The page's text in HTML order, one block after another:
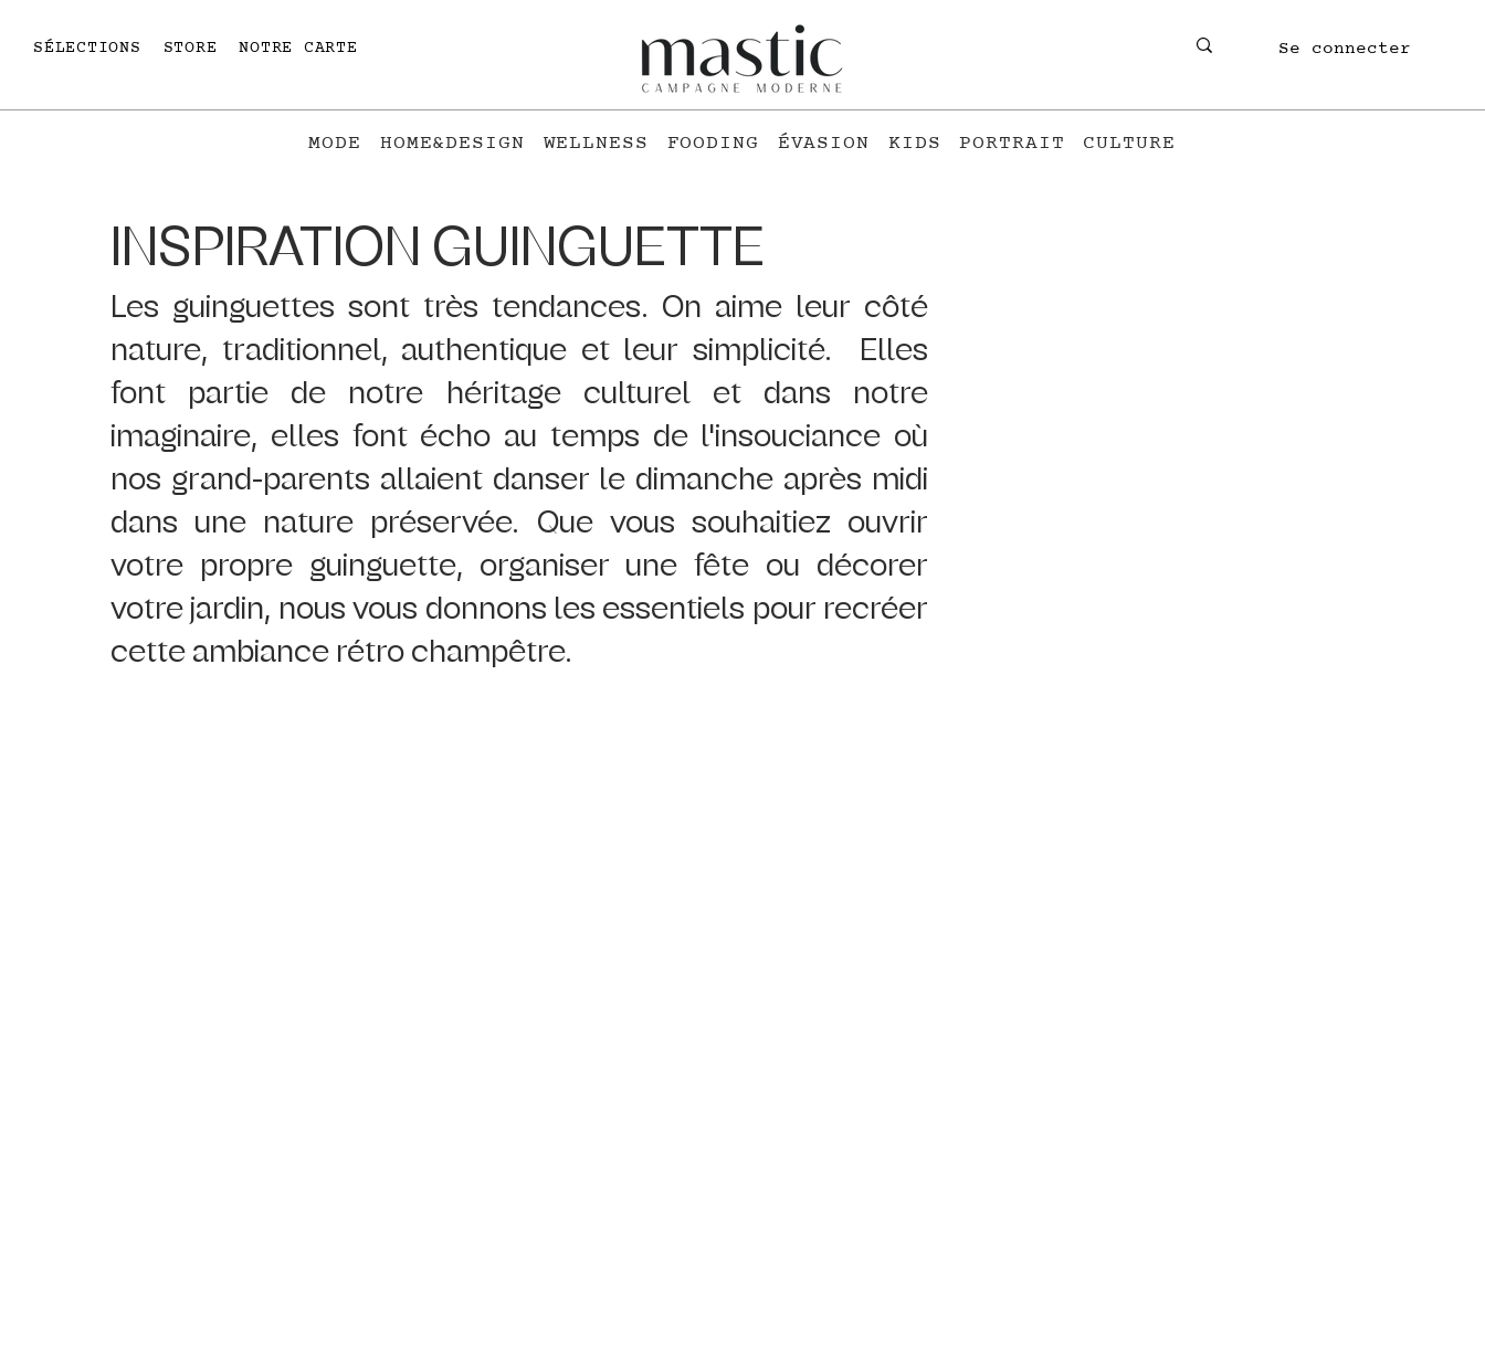
SÉLECTIONS STORE NOTRE CARTE Se connecter
MODE HOME&DESIGN WELLNESS FOODING ÉVASION KIDS PORTRAIT CULTURE
INSPIRATION GUINGUETTE
Les guinguettes sont très tendances. On aime leur côté
nature, traditionnel, authentique et leur simplicité.  Elles
font partie de notre héritage culturel et dans notre
imaginaire, elles font écho au temps de l'insouciance où
nos grand-parents allaient danser le dimanche après midi
dans une nature préservée. Que vous souhaitiez ouvrir
votre propre guinguette, organiser une fête ou décorer
votre jardin, nous vous donnons les essentiels pour recréer
cette ambiance rétro champêtre.